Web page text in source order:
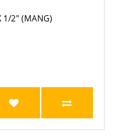
1/2" (MANG)